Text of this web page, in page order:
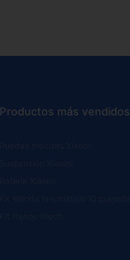
Productos más vendidos